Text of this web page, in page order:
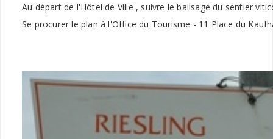
Au départ de l'Hôtel de Ville , suivre le balisage du sentier
Se procurer le plan à l'Office du Tourisme - 11 Place du